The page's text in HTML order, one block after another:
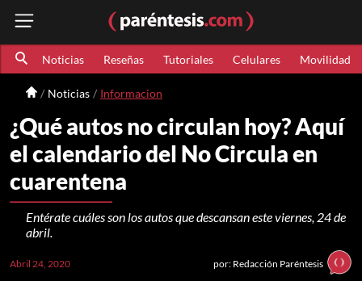
Noticias Reseñas Tutoriales Celulares Movilidad
Noticias Informacion
¿Qué autos no circulan hoy? Aquí
el calendario del No Circula en
cuarentena
Entérate cuáles son los autos que descansan este viernes, 24 de
abril.
Abril 24, 2020 por: Redacción Paréntesis